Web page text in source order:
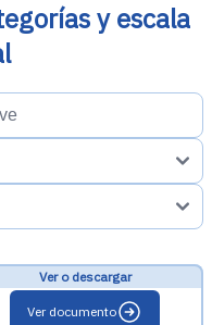
y escala
Ver o descargar
Ver documento